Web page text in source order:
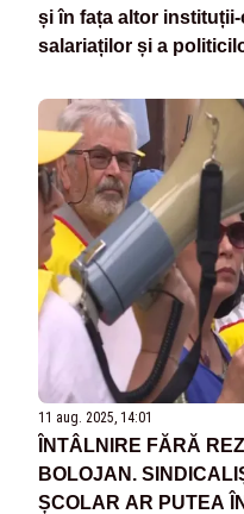
și în fața altor
salariaților și a
11 aug. 2025, 14:01
ÎNTÂLNIRE FĂRĂ
BOLOJAN.
ȘCOLAR AR PUTEA